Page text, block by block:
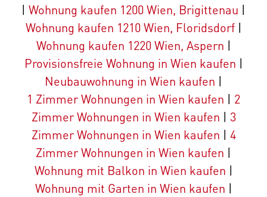
| Wohnung kaufen 1200 Wien, Brigittenau |
Wohnung kaufen 1210 Wien, Floridsdorf|
Wohnung kaufen 1220 Wien, Aspern |
Provisionsfreie Wohnung in Wien kaufen |
Neubauwohnung in Wien kaufen |
1 Zimmer Wohnungen in Wien kaufen | 2
Zimmer Wohnungen in Wien kaufen | 3
Zimmer Wohnungen in Wien kaufen | 4
Zimmer Wohnungen in Wien kaufen |
Wohnung mit Balkon in Wien kaufen |
Wohnung mit Garten in Wien kaufen |